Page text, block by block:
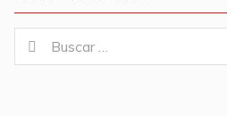
for:
Buscar